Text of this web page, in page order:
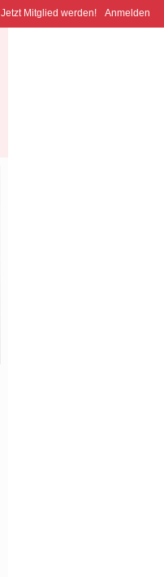
Jetzt Mitglied werden! Anmelden